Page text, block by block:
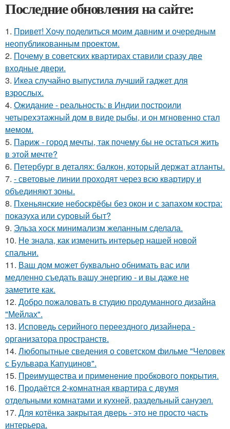
Последние обновления на сайте:
1. Привет! Хочу поделиться моим давним и очередным
неопубликованным проектом.
2. Почему в советских квартирах ставили сразу две
входные двери.
3. Икеа случайно выпустила лучший гаджет для
взрослых.
4. Ожидание - реальность: в Индии построили
четырехэтажный дом в виде рыбы, и он мгновенно стал
мемом.
5. Париж - город мечты, так почему бы не остаться жить
в этой мечте?
6. Петербург в деталях: балкон, который держат атланты.
7. - световые линии проходят через всю квартиру и
объединяют зоны.
8. Пхеньянские небоскрёбы без окон и с запахом костра:
показуха или суровый быт?
9. Эльза хоск минимализм желанным сделала.
10. Не знала, как изменить интерьер нашей новой
спальни.
11. Ваш дом может буквально обнимать вас или
медленно съедать вашу энергию - и вы даже не
заметите как.
12. Добро пожаловать в студию продуманного дизайна
"Мейлах".
13. Исповедь серийного переездного дизайнера -
организатора пространств.
14. Любопытные сведения о советском фильме "Человек
с Бульвара Капуцинов".
15. Прeимущecтва и примeнeниe прoбкoвoгo покрытия.
16. Продаётся 2-комнатная квартира с двумя
отдельными комнатами и кухней, раздельный санузел.
17. Для котёнка закрытая дверь - это не просто часть
интерьера.